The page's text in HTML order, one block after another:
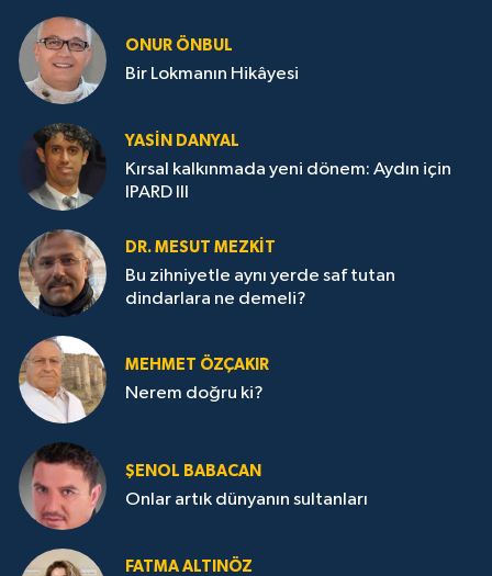
ONUR ÖNBUL
Bir Lokmanın Hikâyesi
YASIN DANYAL
Kırsal kalkınmada yeni dönem: Aydın için
IPARD III
DR. MESUT MEZKIT
Bu zihniyetle aynı yerde saf tutan
dindarlara ne demeli?
MEHMET ÖZÇAKIR
Nerem doğru ki?
ŞENOL BABACAN
Onlar artık dünyanın sultanları
FATMA ALTINÖZ